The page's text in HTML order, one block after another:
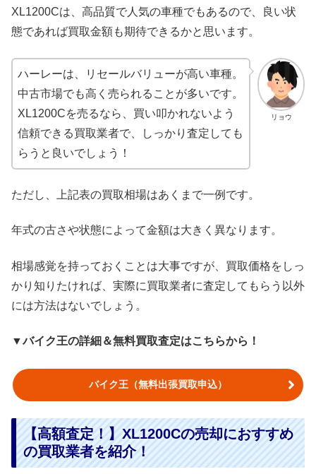
XL1200Cは、高品質で人気の車種でもあるので、良い状
態であれば買取金額も期待できるかと思います。
リョウ
ハーレーは、リセールバリューが高い車種。
中古市場でも高く売られることが多いです。
XL1200Cを売るなら、買い叩かれないよう
信頼できる買取業者で、しっかり査定しても
らうと良いでしょう！
ただし、上記表の買取相場はあくまで一例です。
年式の古さや状態によって金額は大きく異なります。
相場感覚を持っておくことは大事ですが、買取価格をしっ
かり知りたければ、実際に買取業者に査定してもらう以外
には方法はないでしょう。
▼バイク王の詳細＆無料買取査定はこちらから！
バイク王（無料出張買取申込）
【高額査定！】XL1200Cの売却におすすめ
の買取業者を紹介！